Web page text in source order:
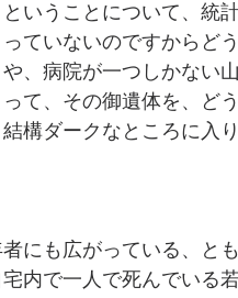
いうことについて、統
ていないのですからど
、病院が一つしかない
て、その御遺体を、ど
構ダークなところに入
にも広がっている、と
内で一人で死んでいる